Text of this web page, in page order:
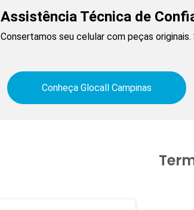
Assistência Técnica de
Consertamos seu celular com peças
Conheça Glocall Campinas